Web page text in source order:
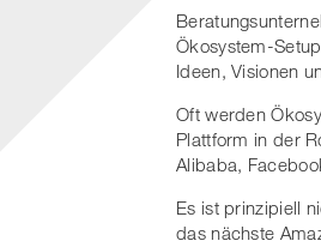
Ökosystem-
Ideen, Visionen
Oft werden
Plattform in der
Alibaba,
Es ist prinzipiell
das nächste